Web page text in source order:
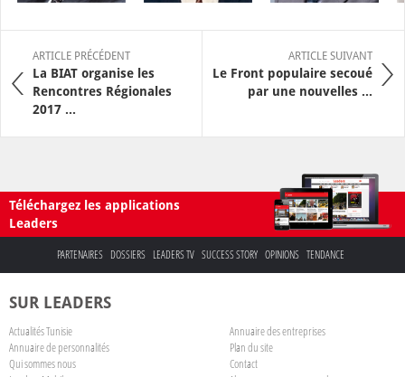
ARTICLE PRÉCÉDENT
La BIAT organise les
Rencontres Régionales
2017 ...
ARTICLE SUIVANT
Le Front populaire secoué
par une nouvelles ...
Téléchargez les applications
Leaders
PARTENAIRES DOSSIERS LEADERS TV SUCCESS STORY OPINIONS TENDANCE
SUR LEADERS
Actualités Tunisie
Annuaire des entreprises
Annuaire de personnalités
Plan du site
Qui sommes nous
Contact